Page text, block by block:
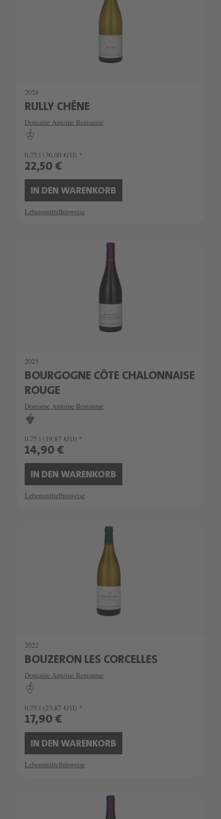
2024
RULLY CHÊNE
Domaine Antoine Reniaume
0.75 l (30,00 €/1l) *
22,50 €
IN DEN WARENKORB
Lebensmittelhinweise
2025
BOURGOGNE CÔTE CHALONNAISE
ROUGE
Domaine Antoine Reniaume
0.75 l (19,87 €/1l) *
14,90 €
IN DEN WARENKORB
Lebensmittelhinweise
2022
BOUZERON LES CORCELLES
Domaine Antoine Reniaume
0.75 l (23,87 €/1l) *
17,90 €
IN DEN WARENKORB
Lebensmittelhinweise